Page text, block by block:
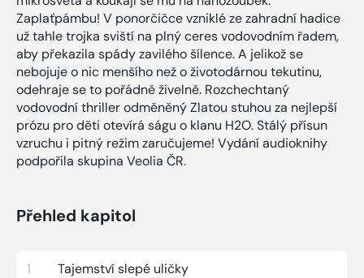
Zaplaťpámbu! V ponorčičce vzniklé ze zahradní hadice
už tahle trojka sviští na plný ceres vodovodním řadem,
aby překazila spády zavilého šílence. A jelikož se
nebojuje o nic menšího než o životodárnou tekutinu,
odehraje se to pořádně živelně. Rozchechtaný
vodovodní thriller odměněný Zlatou stuhou za nejlepší
prózu pro děti otevírá ságu o klanu H2O. Stálý přísun
vzruchu i pitný režim zaručujeme! Vydání audioknihy
podpořila skupina Veolia ČR.
Přehled kapitol
1 Tajemství slepé uličky